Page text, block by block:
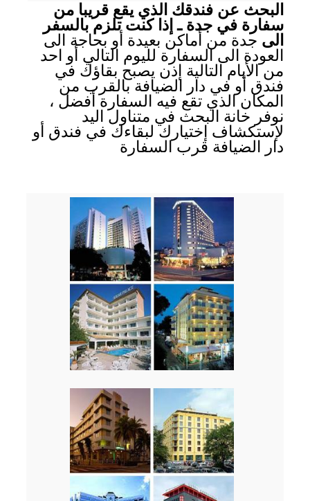
البحث عن فندقك الذي يقع قريبا من
سفارة في جدة ـ إذا كنت تلزم بالسفر
الى جدة من أماكن بعيدة أو بحاجة الى
العودة الى السفارة لليوم التالي أو احد
من الأيام التالية إذن يصبح بقاؤك في
فندق أو في دار الضيافة بالقرب من
المكان الذي تقع فيه السفارة أفضل ،
نوفر خانة البحث في متناول اليد
لإستكشاف إختيارك لبقاءك في فندق أو
دار الضيافة قرب السفارة